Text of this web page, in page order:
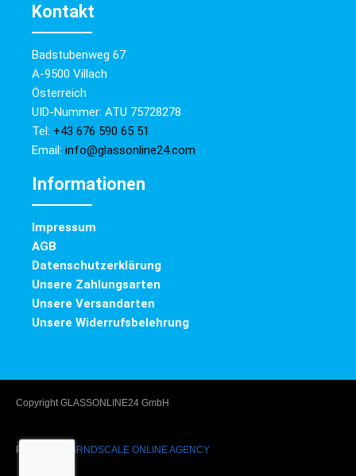
Kontakt
Badstubenweg 67
A-9500 Villach
Österreich
UID-Nummer: ATU 75728278
Tel: +43 676 590 65 51
Email: info@glassonline24.com
Informationen
Impressum
AGB
Datenschutzerklärung
Unsere Zahlungsarten
Unsere Versandarten
Unsere Widerrufsbelehrung
Copyright GLASSONLINE24 GmbH
Powered by BRNDSCALE ONLINE AGENCY